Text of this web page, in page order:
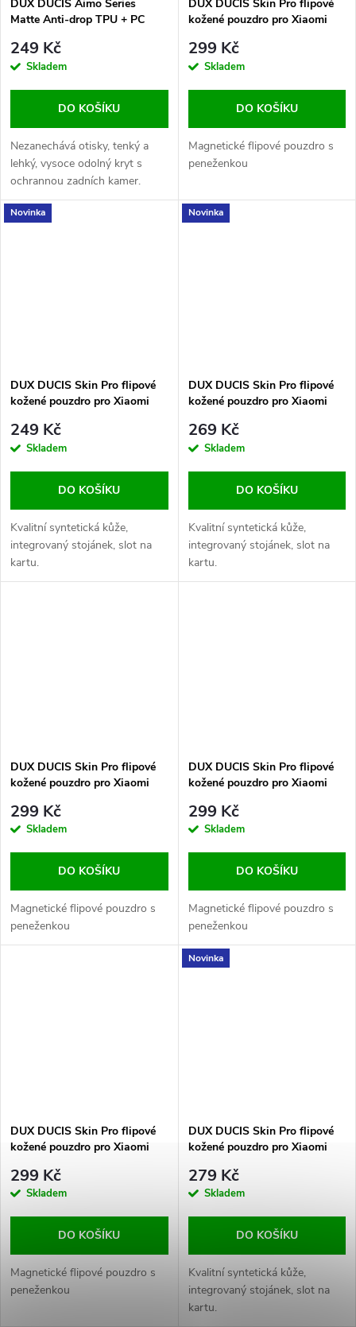
DUX DUCIS Aimo Series
Matte Anti-drop TPU + PC
13 Pro+ 5G Black
249 Kč
Skladem
DO KOŠÍKU
Nezanechává otisky, tenký a
lehký, vysoce odolný kryt s
ochrannou zadních kamer.
DUX DUCIS Skin Pro flipové
kožené pouzdro pro Xiaomi
299 Kč
Skladem
DO KOŠÍKU
Magnetické flipové pouzdro s
peneženkou
Novinka
DUX DUCIS Skin Pro flipové
kožené pouzdro pro Xiaomi
249 Kč
Skladem
DO KOŠÍKU
Kvalitní syntetická kůže,
integrovaný stojánek, slot na
kartu.
Novinka
DUX DUCIS Skin Pro flipové
kožené pouzdro pro Xiaomi
269 Kč
Skladem
DO KOŠÍKU
Kvalitní syntetická kůže,
integrovaný stojánek, slot na
kartu.
DUX DUCIS Skin Pro flipové
kožené pouzdro pro Xiaomi
299 Kč
Skladem
DO KOŠÍKU
Magnetické flipové pouzdro s
peneženkou
DUX DUCIS Skin Pro flipové
kožené pouzdro pro Xiaomi
299 Kč
Skladem
DO KOŠÍKU
Magnetické flipové pouzdro s
peneženkou
DUX DUCIS Skin Pro flipové
kožené pouzdro pro Xiaomi
299 Kč
Skladem
DO KOŠÍKU
Magnetické flipové pouzdro s
peneženkou
Novinka
DUX DUCIS Skin Pro flipové
kožené pouzdro pro Xiaomi
279 Kč
Skladem
DO KOŠÍKU
Kvalitní syntetická kůže,
integrovaný stojánek, slot na
kartu.